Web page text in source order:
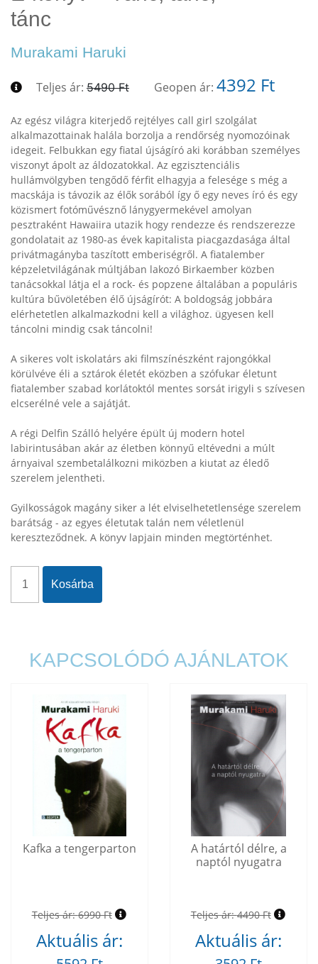
tánc
Murakami Haruki
Teljes ár: 5490 Ft Geopen ár: 4392 Ft
Az egész világra kiterjedő rejtélyes call girl szolgálat
alkalmazottainak halála borzolja a rendőrség nyomozóinak
idegeit. Felbukkan egy fiatal újságíró aki korábban személyes
viszonyt ápolt az áldozatokkal. Az egzisztenciális
hullámvölgyben tengődő férfit elhagyja a felesége s még a
macskája is távozik az élők sorából így ő egy neves író és egy
közismert fotóművésznő lánygyermekével amolyan
pesztraként Hawaiira utazik hogy rendezze és rendszerezze
gondolatait az 1980-as évek kapitalista piacgazdasága által
privátmagányba taszított emberiségről. A fiatalember
képzeletvilágának múltjában lakozó Birkaember közben
tanácsokkal látja el a rock- és popzene általában a populáris
kultúra bűvöletében élő újságírót: A boldogság jobbára
elérhetetlen alkalmazkodni kell a világhoz. ügyesen kell
táncolni mindig csak táncolni!
A sikeres volt iskolatárs aki filmszínészként rajongókkal
körülvéve éli a sztárok életét eközben a szófukar életunt
fiatalember szabad korlátoktól mentes sorsát irigyli s szívesen
elcserélné vele a sajátját.
A régi Delfin Szálló helyére épült új modern hotel
labirintusában akár az életben könnyű eltévedni a múlt
árnyaival szembetalálkozni miközben a kiutat az éledő
szerelem jelentheti.
Gyilkosságok magány siker a lét elviselhetetlensége szerelem
barátság - az egyes életutak talán nem véletlenül
kereszteződnek. A könyv lapjain minden megtörténhet.
Kosárba
KAPCSOLÓDÓ AJÁNLATOK
Kafka a tengerparton
Teljes ár:6990 Ft
Aktuális ár:
A határtól délre, a
naptól nyugatra
Teljes ár:4490 Ft
Aktuális ár: